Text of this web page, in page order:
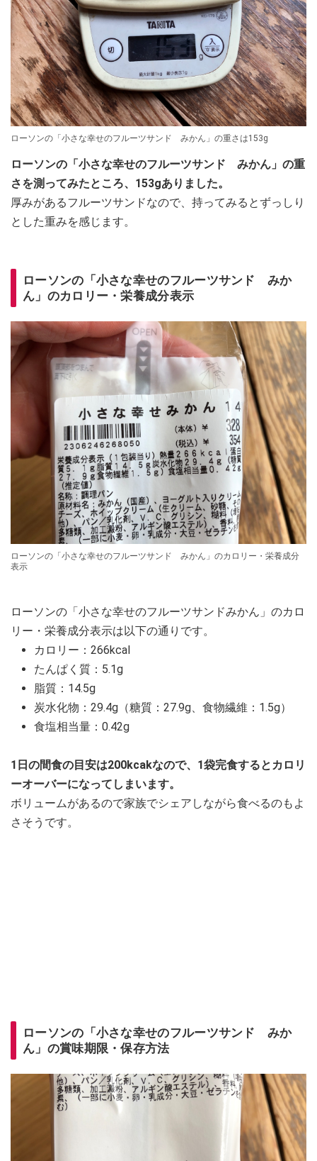
ローソンの「小さな幸せのフルーツサンド みかん」の重さは153g
ローソンの「小さな幸せのフルーツサンド みかん」の重
さを測ってみたところ、153gありました。
厚みがあるフルーツサンドなので、持ってみるとずっしり
とした重みを感じます。
ローソンの「小さな幸せのフルーツサンド みか
ん」のカロリー・栄養成分表示
ローソンの「小さな幸せのフルーツサンド みかん」のカロリー・栄養成分
表示
ローソンの「小さな幸せのフルーツサンドみかん」のカロ
リー・栄養成分表示は以下の通りです。
カロリー：266kcal
たんぱく質：5.1g
脂質：14.5g
炭水化物：29.4g（糖質：27.9g、食物繊維：1.5g）
食塩相当量：0.42g
1日の間食の目安は200kcakなので、1袋完食するとカロリ
ーオーバーになってしまいます。
ボリュームがあるので家族でシェアしながら食べるのもよ
さそうです。
ローソンの「小さな幸せのフルーツサンド みか
ん」の賞味期限・保存方法